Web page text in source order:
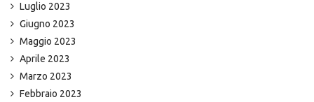
Luglio 2023
Giugno 2023
Maggio 2023
Aprile 2023
Marzo 2023
Febbraio 2023